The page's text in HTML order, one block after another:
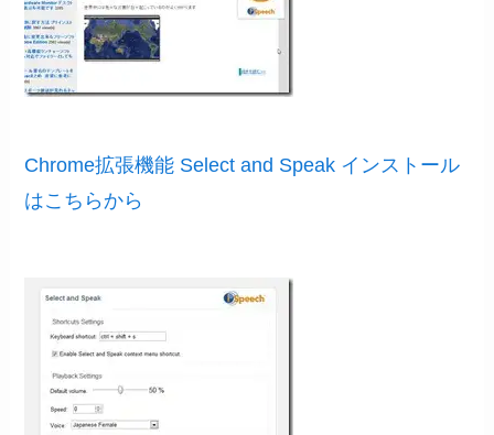
Chrome拡張機能 Select and Speak インストール
はこちらから